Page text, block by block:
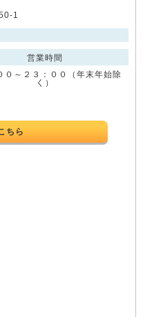
1
営業時間
０～２３：００（年末年始除
く）
ちら